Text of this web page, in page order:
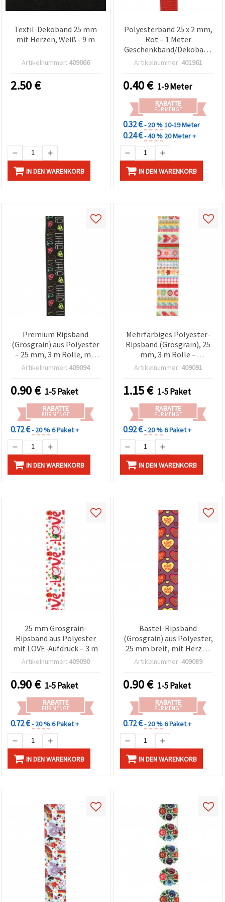
Cookie-
Textil-Dekoband 25 mm
mit Herzen, Weiß - 9 m
Artikelnummer: 409066
2.50€
IN DEN WARENKORB
Polyesterband 25 x 2 mm,
Rot – 1 Meter
Geschenkband/Dekoband
für Basteln & DIY
Artikelnummer: 401961
0.40€ 1-9 Meter
RABATTE
FÜR MENGE
0.32 €- 20 %10-19 Meter
0.24 €- 40 % 20 Meter +
IN DEN WARENKORB
Premium Ripsband
(Grosgrain) aus Polyester
– 25 mm, 3 m Rolle, mit
Aufschrift, sortiert |
Geschenkverpackung &
Basteln
Artikelnummer: 409094
0.90€ 1-5 Paket
RABATTE
FÜR MENGE
0.72 €- 20 %6 Paket +
IN DEN WARENKORB
Mehrfarbiges Polyester-
Ripsband (Grosgrain), 25
mm, 3 m Rolle –
Dekoband für
Schleifen, Scrapbooking &
DIY-Bastelprojekte
Artikelnummer: 409091
1.15€ 1-5 Paket
RABATTE
FÜR MENGE
0.92 €- 20 %6 Paket +
IN DEN WARENKORB
25 mm Grosgrain-
Ripsband aus Polyester
mit LOVE-Aufdruck – 3 m
Artikelnummer: 409090
0.90€ 1-5 Paket
RABATTE
FÜR MENGE
0.72 €- 20 %6 Paket +
IN DEN WARENKORB
Bastel-Ripsband
(Grosgrain) aus Polyester,
25 mm breit, mit Herzen
und „LOVE YOU“-Aufdruck,
Artikelnummer: 409089
0.90€ 1-5 Paket
RABATTE
FÜR MENGE
0.72 €- 20 %6 Paket +
IN DEN WARENKORB